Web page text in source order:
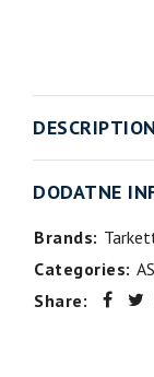
DESCRIPTION
DODATNE
Brands:
Categories:
Share: